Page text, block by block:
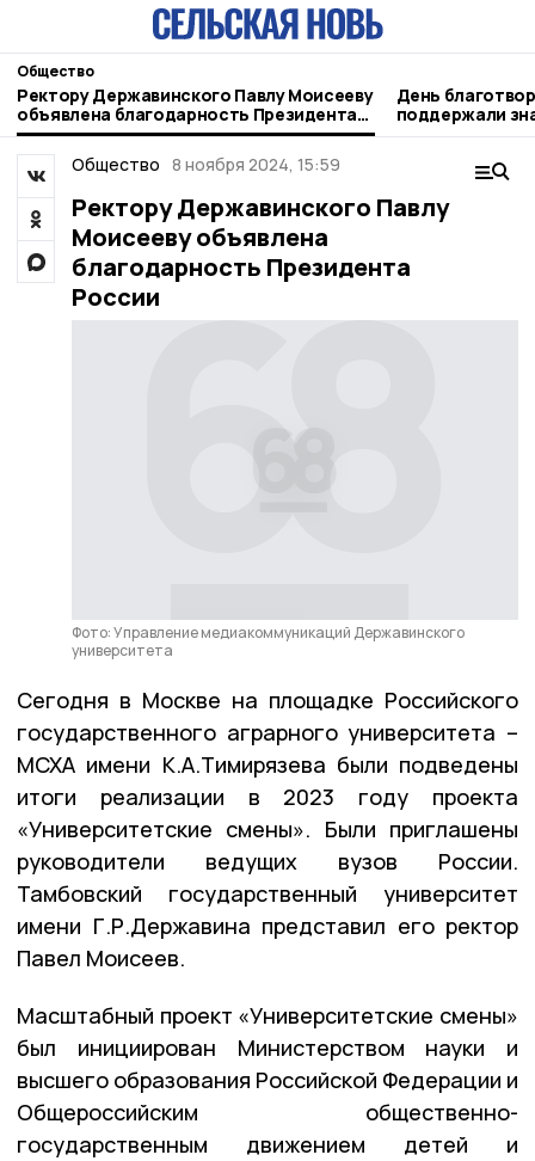
Общество
Ректору Державинского Павлу Моисееву
объявлена благодарность Президента
России
День
поддержали
Общество 8 ноября 2024, 15:59
Ректору Державинского Павлу
Моисееву объявлена
благодарность Президента
России
Фото: Управление медиакоммуникаций Державинского
университета
Сегодня в Москве на площадке Российского
государственного аграрного университета –
МСХА имени К.А.Тимирязева были подведены
итоги реализации в 2023 году проекта
«Университетские смены». Были приглашены
руководители ведущих вузов России.
Тамбовский государственный университет
имени Г.Р.Державина представил его ректор
Павел Моисеев.
Масштабный проект «Университетские смены»
был инициирован Министерством науки и
высшего образования Российской Федерации и
Общероссийским общественно-
государственным движением детей и